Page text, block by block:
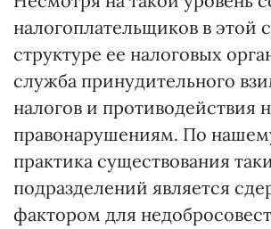
налогоплательщиков в этой
структуре ее налоговых
служба принудительного
налогов и противодействия
правонарушениям. По
практика существования
подразделений является
фактором для